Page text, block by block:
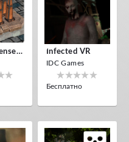
Traps Defense VR Infected VR
IDC Games
Бесплатно